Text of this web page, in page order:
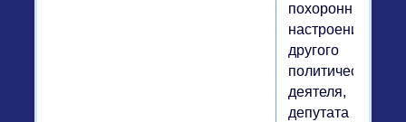
похоронные
настроения
другого
политического
деятеля,
депутата